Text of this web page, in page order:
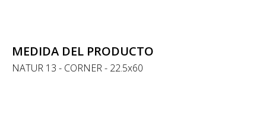
MEDIDA DEL PRODUCTO
NATUR 13 - CORNER - 22.5x60